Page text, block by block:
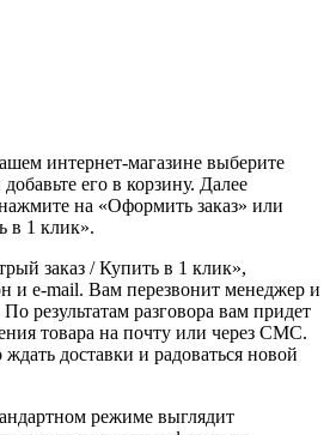
интернет-магазине выберите
его в корзину. Далее
на «Оформить заказ» или
в 1 клик».
заказ / Купить в 1 клик»,
e-mail. Вам перезвонит менеджер и
результатам разговора вам придет
товара на почту или через СМС.
ждать доставки и радоваться новой
режиме выглядит